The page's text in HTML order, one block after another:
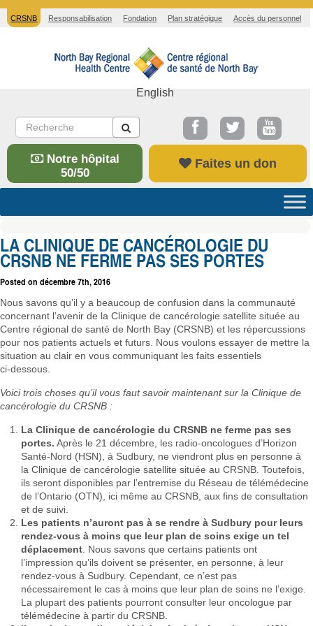
CRSNB Responsabilisation Fondation Plan stratégique Accès du personnel
English
Notre hôpital
50/50
Faites un don
LA CLINIQUE DE CANCÉROLOGIE DU
CRSNB NE FERME PAS SES PORTES
Posted on décembre 7th, 2016
Nous savons qu’il y a beaucoup de confusion dans la communauté
concernant l’avenir de la Clinique de cancérologie satellite située au
Centre régional de santé de North Bay (CRSNB) et les répercussions
pour nos patients actuels et futurs. Nous voulons essayer de mettre la
situation au clair en vous communiquant les faits essentiels
ci‑dessous.
Voici trois choses qu’il vous faut savoir maintenant sur la Clinique de
cancérologie du CRSNB :
La Clinique de cancérologie du CRSNB ne ferme pas ses
portes. Après le 21 décembre, les radio-oncologues d’Horizon
Santé-Nord (HSN), à Sudbury, ne viendront plus en personne à
la Clinique de cancérologie satellite située au CRSNB. Toutefois,
ils seront disponibles par l’entremise du Réseau de télémédecine
de l’Ontario (OTN), ici même au CRSNB, aux fins de consultation
et de suivi.
Les patients n’auront pas à se rendre à Sudbury pour leurs
rendez-vous à moins que leur plan de soins exige un tel
déplacement . Nous savons que certains patients ont
l’impression qu’ils doivent se présenter, en personne, à leur
rendez-vous à Sudbury. Cependant, ce n’est pas
nécessairement le cas à moins que leur plan de soins ne l’exige.
La plupart des patients pourront consulter leur oncologue par
télémédecine à partir du CRSNB.